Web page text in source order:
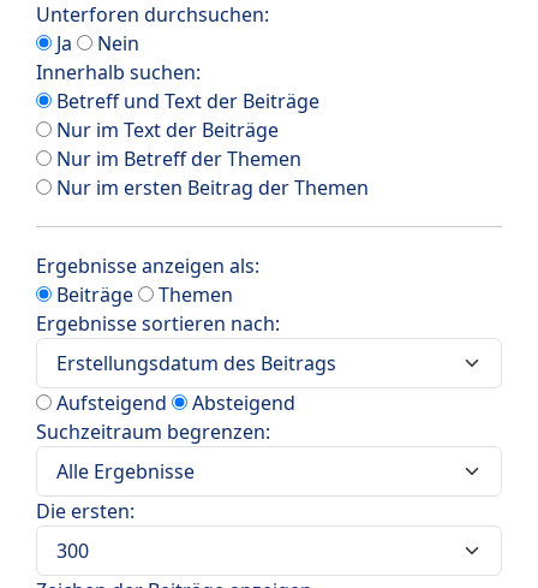
Unterforen durchsuchen:
Ja
Nein
Innerhalb suchen:
Betreff und Text der Beiträge
Nur im Text der Beiträge
Nur im Betreff der Themen
Nur im ersten Beitrag der Themen
Ergebnisse anzeigen als:
Beiträge
Themen
Ergebnisse sortieren nach:
Aufsteigend
Absteigend
Suchzeitraum begrenzen:
Die ersten: